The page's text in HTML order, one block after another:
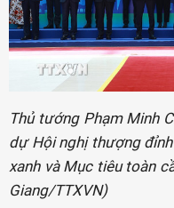
Thủ tướng Phạm Minh
dự Hội nghị thượng
xanh và Mục tiêu toàn
Giang/TTXVN)